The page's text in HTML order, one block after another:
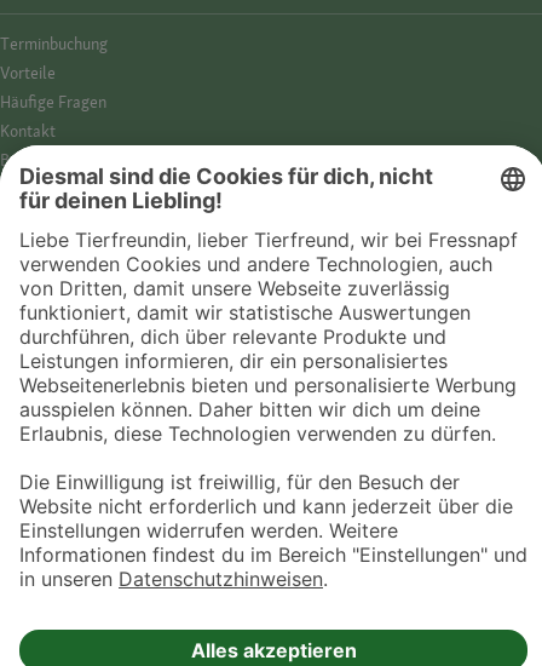
© 2026 Fressnapf Tiernahrungs GmbH
Westpreußenstraße 32-38
47809 Krefeld
Termin­buchung
Vorteile
Häufige Fragen
Kontakt
Barrierefreiheit
Impressum
Cookies
AGB
Entdecke Fressnapf
Tierversicherung
GPS-Tracker
Fressnapf Salon
Online-Shop